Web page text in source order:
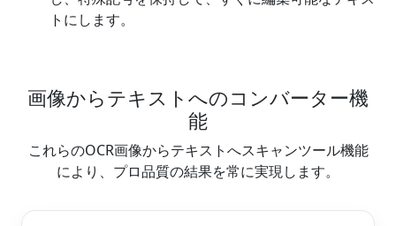
トにします。
画像からテキストへのコンバーター機
能
これらのOCR画像からテキストへスキャンツール機能
により、プロ品質の結果を常に実現します。